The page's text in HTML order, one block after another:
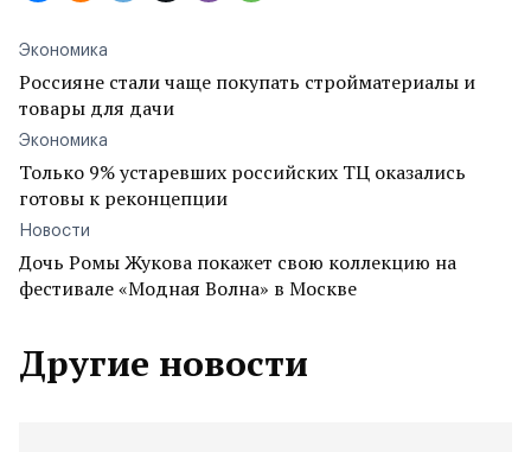
Экономика
Россияне стали чаще покупать стройматериалы и
товары для дачи
Экономика
Только 9% устаревших российских ТЦ оказались
готовы к реконцепции
Новости
Дочь Ромы Жукова покажет свою коллекцию на
фестивале «Модная Волна» в Москве
Другие новости